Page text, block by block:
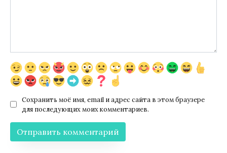
Сохранить моё имя, email и адрес сайта в этом браузере
для последующих моих комментариев.